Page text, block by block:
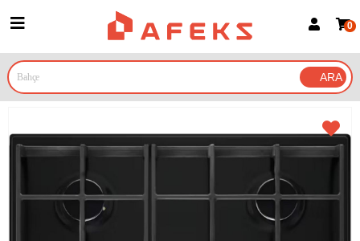
Google İle Bağlan
0